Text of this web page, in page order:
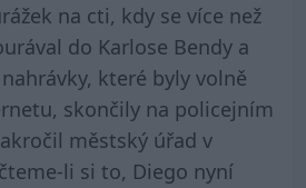
na cti, kdy se více než
do Karlose Bendy a
které byly volně
skončily na policejním
městský úřad v
li si to, Diego nyní